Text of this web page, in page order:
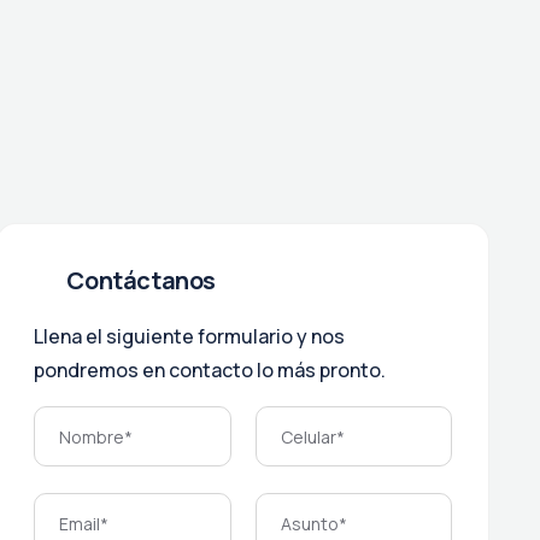
Contáctanos
Llena el siguiente formulario y nos
pondremos en contacto lo más pronto.